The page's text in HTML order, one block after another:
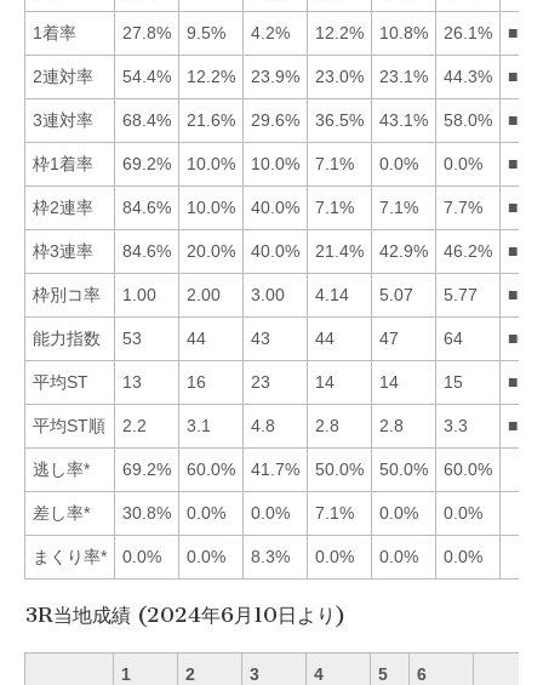
1着率 27.8% 9.5% 4.2% 12.2% 10.8% 26.1%
2連対率 54.4% 12.2% 23.9% 23.0% 23.1% 44.3%
3連対率 68.4% 21.6% 29.6% 36.5% 43.1% 58.0%
枠1着率 69.2% 10.0% 10.0% 7.1% 0.0% 0.0%
枠2連率 84.6% 10.0% 40.0% 7.1% 7.1% 7.7%
枠3連率 84.6% 20.0% 40.0% 21.4% 42.9% 46.2%
枠別コ率 1.00 2.00 3.00 4.14 5.07 5.77
能力指数 53 44 43 44 47 64
平均ST 13 16 23 14 14 15
平均ST順 2.2 3.1 4.8 2.8 2.8 3.3
逃し率* 69.2% 60.0% 41.7% 50.0% 50.0% 60.0%
差し率* 30.8% 0.0% 0.0% 7.1% 0.0% 0.0%
まくり率* 0.0% 0.0% 8.3% 0.0% 0.0% 0.0%
3R当地成績 (2024年6月10日より)
1 2 3 4 5 6